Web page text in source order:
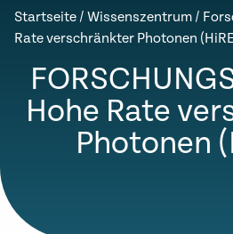
menu
menu
menu
Startseite / Wissenszentrum /
Rate verschränkter Photonen
Hohe Rate
Photonen